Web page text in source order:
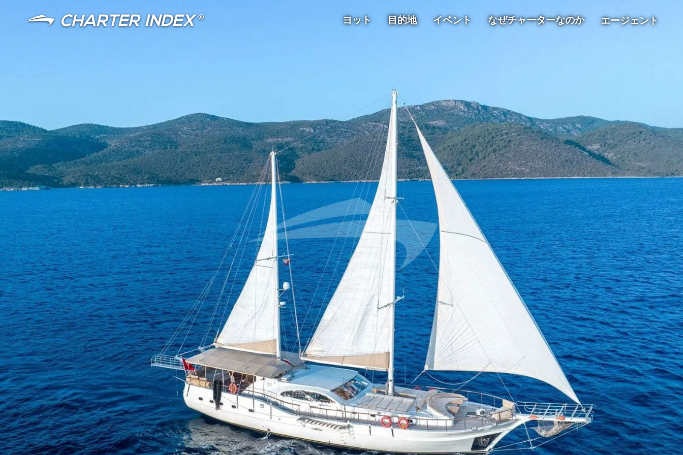
ヨット 目的地 イベント なぜチャーターなのか エージェント